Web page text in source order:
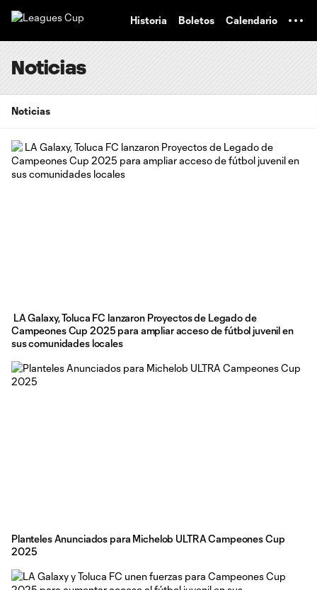
Historia Boletos Calendario
Noticias
Noticias
LA Galaxy, Toluca FC lanzaron Proyectos de Legado de
Campeones Cup 2025 para ampliar acceso de fútbol juvenil en
sus comunidades locales
Planteles Anunciados para Michelob ULTRA Campeones Cup
2025